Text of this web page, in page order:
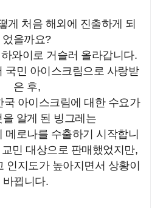
게 처음 해외에 진출하게 되
었을까요?
와이로 거슬러 올라갑니다.
국민 아이스크림으로 사랑받
은 후,
국 아이스크림에 대한 수요가
을 알게 된 빙그레는
메로나를 수출하기 시작합니
민 대상으로 판매했었지만,
인지도가 높아지면서 상황이
바뀝니다.